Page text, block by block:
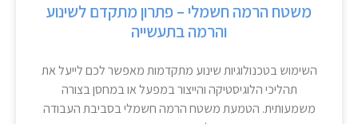
משטח הרמה חשמלי – פתרון מתקדם לשינוע
והרמה בתעשייה
השימוש בטכנולוגיות שינוע מתקדמות מאפשר לכם לייעל את
תהליכי הלוגיסטיקה והייצור במפעל או במחסן בצורה
משמעותית. הטמעת משטח הרמה חשמלי בסביבת העבודה